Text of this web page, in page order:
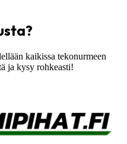
kaikissa tekonurmeen
ja kysy rohkeasti!